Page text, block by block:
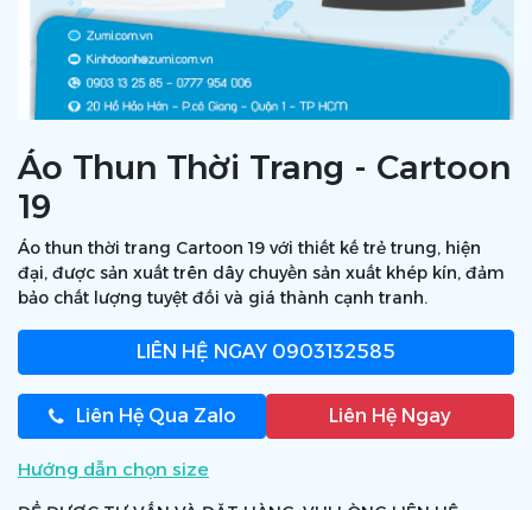
Áo Thun Thời Trang - Cartoon
19
Áo thun thời trang Cartoon 19 với thiết kế trẻ trung, hiện
đại, được sản xuất trên dây chuyền sản xuất khép kín, đảm
bảo chất lượng tuyệt đối và giá thành cạnh tranh.
LIÊN HỆ NGAY 0903132585
Liên Hệ Qua Zalo Liên Hệ Ngay
Hướng dẫn chọn size